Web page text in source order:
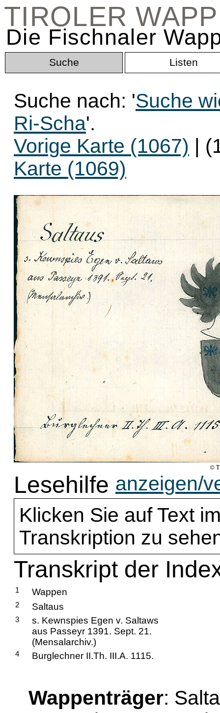
TIROLER
Die Fischnaler
Suche Listen
Suche nach: 'Suche
Ri-Scha'.
Vorige Karte (1067) |
Karte (1069)
Lesehilfe anzeigen/
Klicken Sie auf Text
Transkription zu
Transkript der
1 Wappen
2 Saltaus
3
s. Kewnspies Egen v. Saltaws
aus Passeyr 1391. Sept. 21.
(Mensalarchiv.)
4 Burglechner II.Th. III.A. 1115.
Wappenträger: